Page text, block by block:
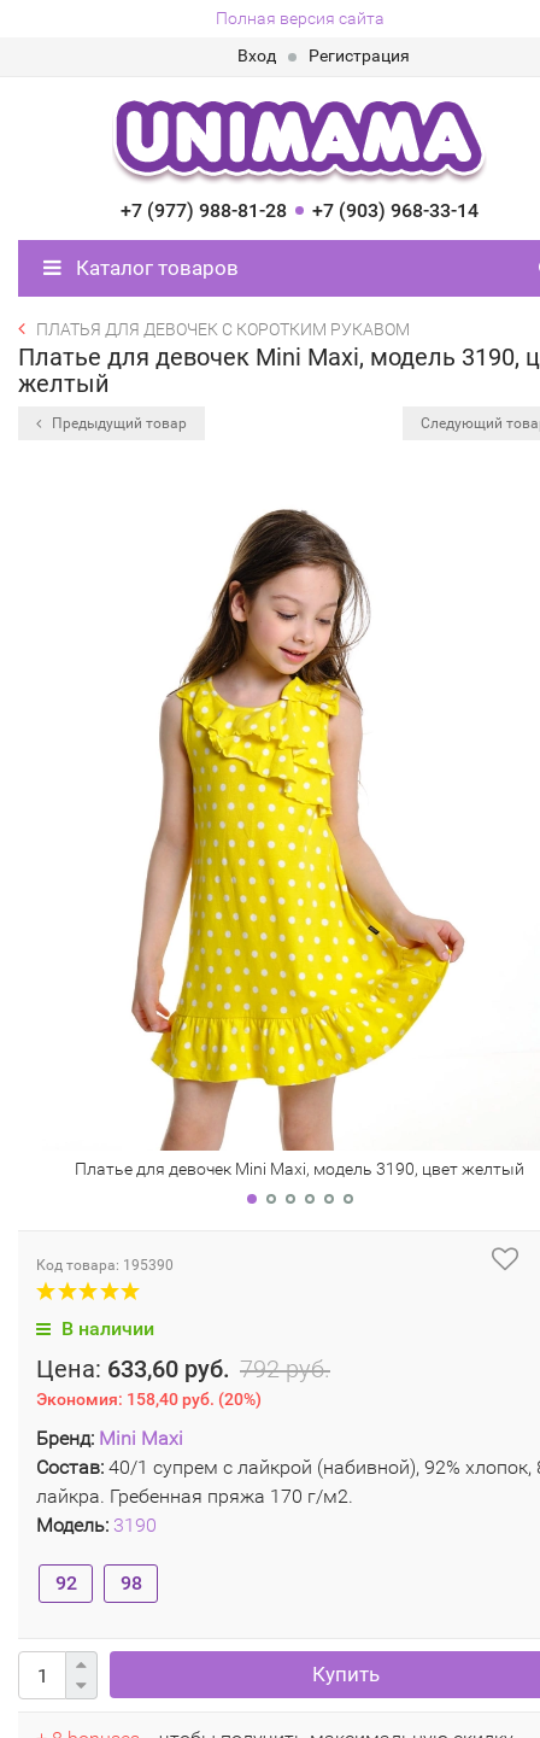
Полная версия сайта
Вход
Регистрация
+7 (977) 988-81-28 +7 (903) 968-33-14
Каталог товаров
ПЛАТЬЯ ДЛЯ ДЕВОЧЕК С КОРОТКИМ РУКАВОМ
Платье для девочек Mini Maxi, модель 3190,
желтый
Предыдущий товар Следующий
Платье для девочек Mini Maxi, модель 3190, цвет желтый
Код товара: 195390
В наличии
Цена: 633,60 руб. 792 руб.
Экономия: 158,40 руб. (20%)
Бренд: Mini Maxi
Состав: 40/1 супрем с лайкрой (набивной), 92% хлопок,
лайкра. Гребенная пряжа 170 г/м2.
Модель: 3190
92 98
Купить